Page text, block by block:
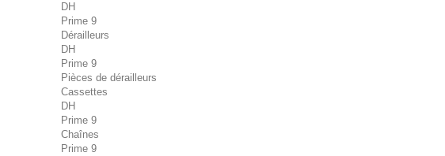
DH
Prime 9
Dérailleurs
DH
Prime 9
Pièces de dérailleurs
Cassettes
DH
Prime 9
Chaînes
Prime 9